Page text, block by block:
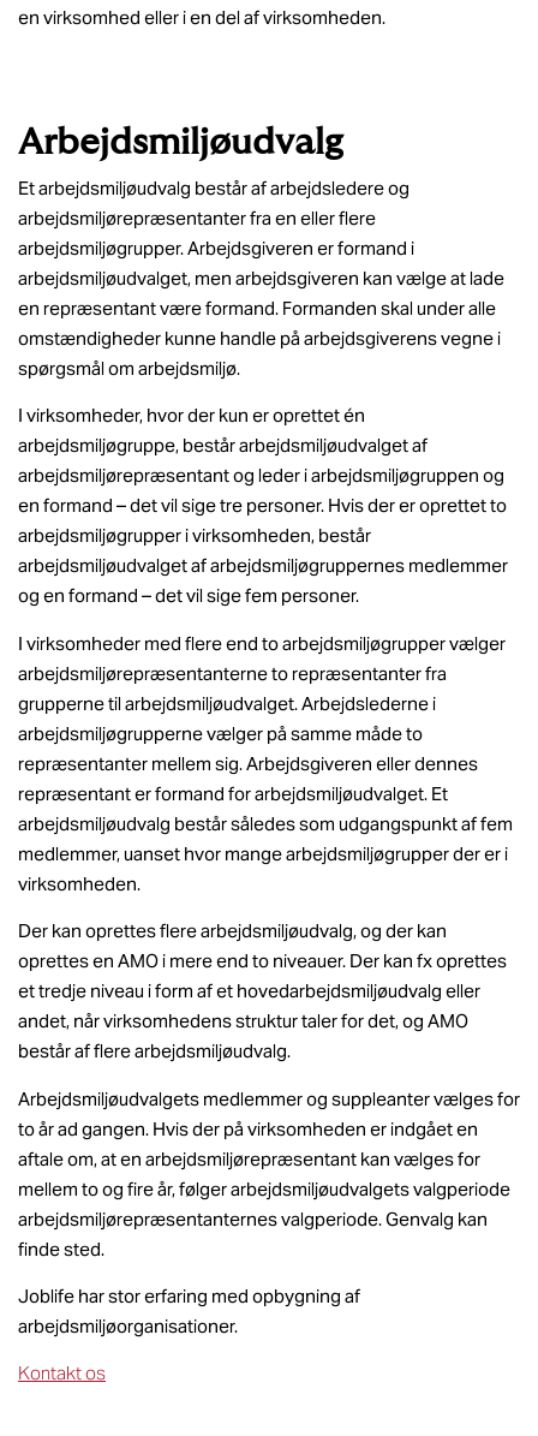
en virksomhed eller i en del af virksomheden.
Arbejdsmiljøudvalg
Et arbejdsmiljøudvalg består af arbejdsledere og
arbejdsmiljørepræsentanter fra en eller flere
arbejdsmiljøgrupper. Arbejdsgiveren er formand i
arbejdsmiljøudvalget, men arbejdsgiveren kan vælge at lade
en repræsentant være formand. Formanden skal under alle
omstændigheder kunne handle på arbejdsgiverens vegne i
spørgsmål om arbejdsmiljø.
I virksomheder, hvor der kun er oprettet én
arbejdsmiljøgruppe, består arbejdsmiljøudvalget af
arbejdsmiljørepræsentant og leder i arbejdsmiljøgruppen og
en formand – det vil sige tre personer. Hvis der er oprettet to
arbejdsmiljøgrupper i virksomheden, består
arbejdsmiljøudvalget af arbejdsmiljøgruppernes medlemmer
og en formand – det vil sige fem personer.
I virksomheder med flere end to arbejdsmiljøgrupper vælger
arbejdsmiljørepræsentanterne to repræsentanter fra
grupperne til arbejdsmiljøudvalget. Arbejdslederne i
arbejdsmiljøgrupperne vælger på samme måde to
repræsentanter mellem sig. Arbejdsgiveren eller dennes
repræsentant er formand for arbejdsmiljøudvalget. Et
arbejdsmiljøudvalg består således som udgangspunkt af fem
medlemmer, uanset hvor mange arbejdsmiljøgrupper der er i
virksomheden.
Der kan oprettes flere arbejdsmiljøudvalg, og der kan
oprettes en AMO i mere end to niveauer. Der kan fx oprettes
et tredje niveau i form af et hovedarbejdsmiljøudvalg eller
andet, når virksomhedens struktur taler for det, og AMO
består af flere arbejdsmiljøudvalg.
Arbejdsmiljøudvalgets medlemmer og suppleanter vælges for
to år ad gangen. Hvis der på virksomheden er indgået en
aftale om, at en arbejdsmiljørepræsentant kan vælges for
mellem to og fire år, følger arbejdsmiljøudvalgets valgperiode
arbejdsmiljørepræsentanternes valgperiode. Genvalg kan
finde sted.
Joblife har stor erfaring med opbygning af
arbejdsmiljøorganisationer.
Kontakt os